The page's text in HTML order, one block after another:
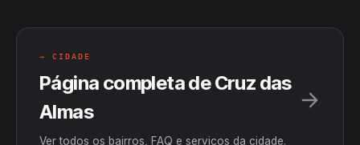
→ CIDADE
Página completa de Cruz das
Almas
Ver todos os bairros, FAQ e serviços da cidade.